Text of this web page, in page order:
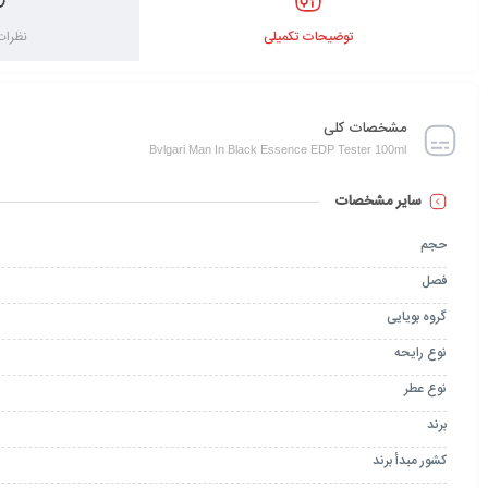
توضیحات تکمیلی
مشخصات کلی
Bvlgari Man In Black Essence EDP Tester 100ml
سایر مشخصات
حجم
فصل
گروه بویایی
نوع رایحه
نوع عطر
برند
کشور مبدأ برند